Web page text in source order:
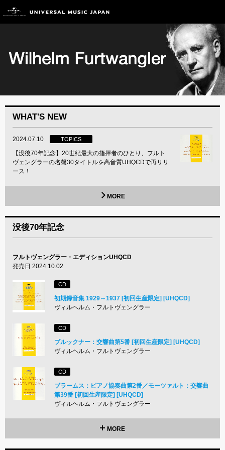
WHAT'S NEW
2024.07.10 TOPICS
【没後70年記念】20世紀最大の指揮者のひとり、フルト
ヴェングラーの名盤30タイトルを高音質UHQCDで再リリ
ース！
MORE
没後70年記念
フルトヴェングラー・エディションUHQCD
発売日 2024.10.02
CD
初期録音集 1929～1937 [初回生産限定] [UHQCD]
ヴィルヘルム・フルトヴェングラー
CD
ブルックナー：交響曲第5番 [初回生産限定] [UHQCD]
ヴィルヘルム・フルトヴェングラー
CD
ブラームス：ピアノ協奏曲第2番／モーツァルト：交響曲
第39番 [初回生産限定] [UHQCD]
ヴィルヘルム・フルトヴェングラー
MORE